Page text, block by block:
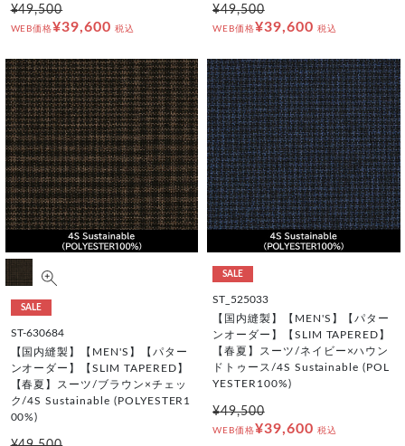
¥49,500
WEB価格¥39,600 税込
¥49,500
WEB価格¥39,600 税込
SALE
ST-630684
【国内縫製】【MEN'S】【パター
ンオーダー】【SLIM TAPERED】
【春夏】スーツ/ブラウン×チェッ
ク/4S Sustainable (POLYESTER1
00%)
SALE
ST_525033
【国内縫製】【MEN'S】【パター
ンオーダー】【SLIM TAPERED】
【春夏】スーツ/ネイビー×ハウン
ドトゥース/4S Sustainable (POL
YESTER100%)
¥49,500
WEB価格¥39,600 税込